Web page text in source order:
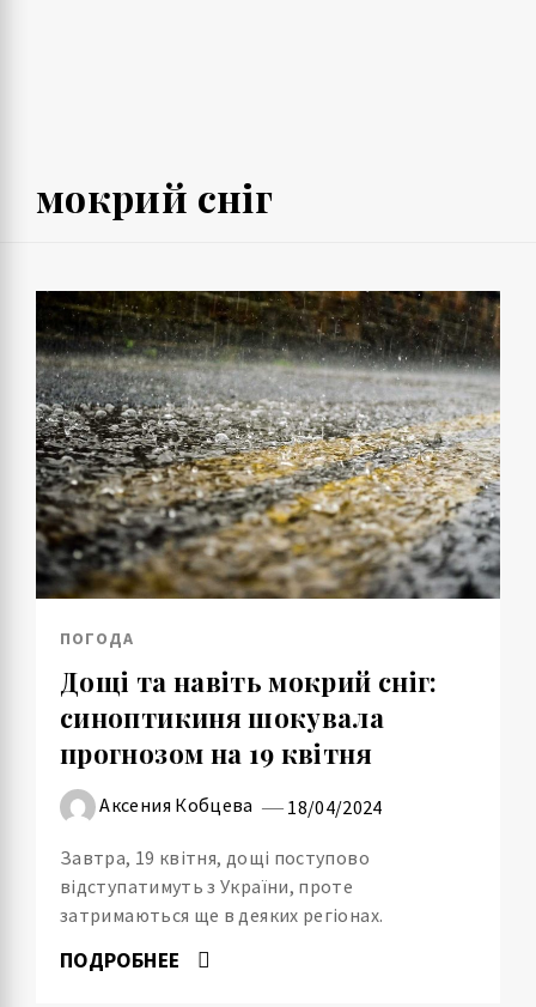
мокрий сніг
ПОГОДА
Дощі та навіть мокрий сніг:
синоптикиня шокувала
прогнозом на 19 квітня
Аксения Кобцева 18/04/2024
Завтра, 19 квітня, дощі поступово
відступатимуть з України, проте
затримаються ще в деяких регіонах.
ПОДРОБНЕЕ